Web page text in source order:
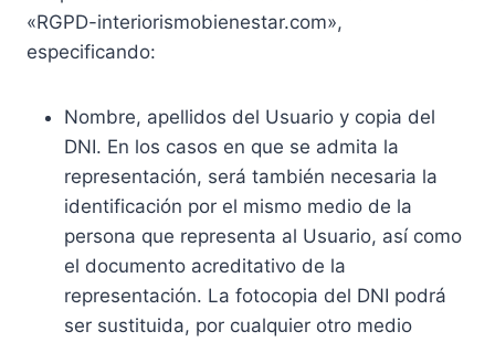
«RGPD-interiorismobienestar.com»,
especificando:
Nombre, apellidos del Usuario y copia del
DNI. En los casos en que se admita la
representación, será también necesaria la
identificación por el mismo medio de la
persona que representa al Usuario, así como
el documento acreditativo de la
representación. La fotocopia del DNI podrá
ser sustituida, por cualquier otro medio